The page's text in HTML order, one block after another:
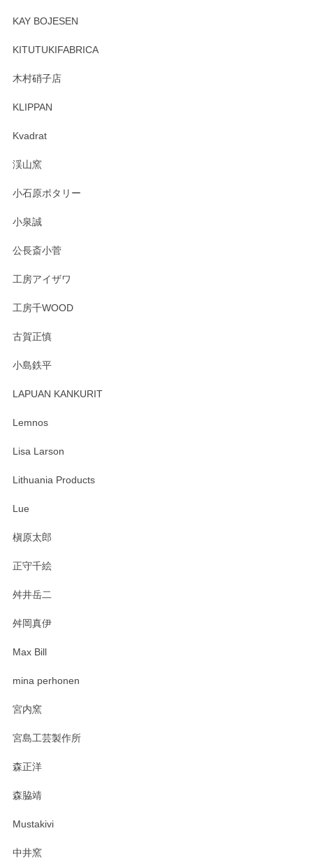
KAY BOJESEN
KITUTUKIFABRICA
木村硝子店
KLIPPAN
Kvadrat
渓山窯
小石原ポタリー
小泉誠
公長斎小菅
工房アイザワ
工房千WOOD
古賀正慎
小島鉄平
LAPUAN KANKURIT
Lemnos
Lisa Larson
Lithuania Products
Lue
槇原太郎
正守千絵
舛井岳二
舛岡真伊
Max Bill
mina perhonen
宮内窯
宮島工芸製作所
森正洋
森脇靖
Mustakivi
中井窯